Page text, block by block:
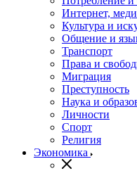
Интернет,
Культура и
Общение и
Транспорт
Права и
Миграция
Преступность
Наука и
Личности
Спорт
Религия
Экономика